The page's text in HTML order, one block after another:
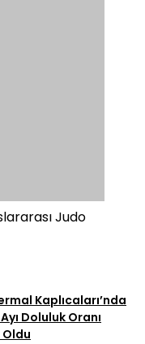
Judo
Kaplıcaları’nda
Doluluk Oranı
Oldu